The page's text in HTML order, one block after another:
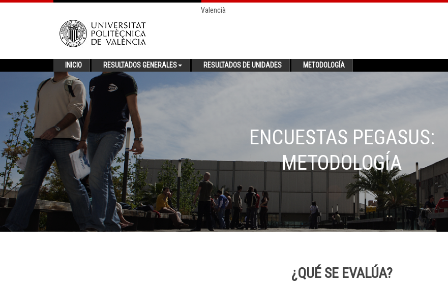
Valencià
INICIO RESULTADOS GENERALES RESULTADOS DE UNIDADES METODOLOGÍA
ENCUESTAS PEGASUS:
METODOLOGÍA
¿QUÉ SE EVALÚA?